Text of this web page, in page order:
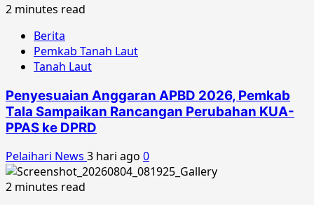
2 minutes read
Berita
Pemkab Tanah Laut
Tanah Laut
Penyesuaian Anggaran APBD 2026, Pemkab
Tala Sampaikan Rancangan Perubahan KUA-
PPAS ke DPRD
Pelaihari News 3 hari ago 0
2 minutes read